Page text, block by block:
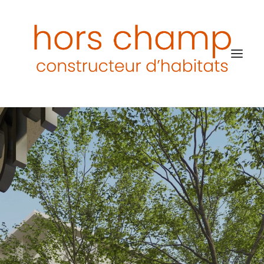
ACCUEIL
HORS CHAMP
NOS PROGRAMMES
PATRIMOINE & DÉFISCALISATION
ACTUALITÉS